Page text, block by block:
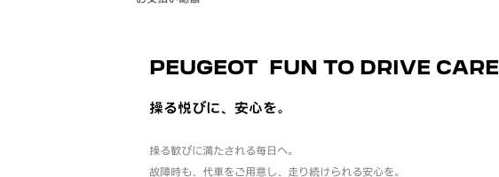
PEUGEOT FUN TO DRIVE CARE
操る悦びに、安心を。
操る歓びに満たされる毎日へ。
故障時も、代車をご用意し、走り続けられる安心を。